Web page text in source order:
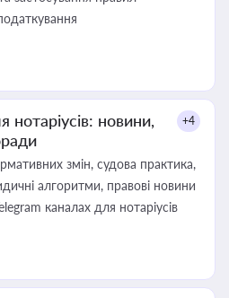
нотаріусів: новини,
+4
змін, судова практика,
алгоритми, правові новини
каналах для нотаріусів